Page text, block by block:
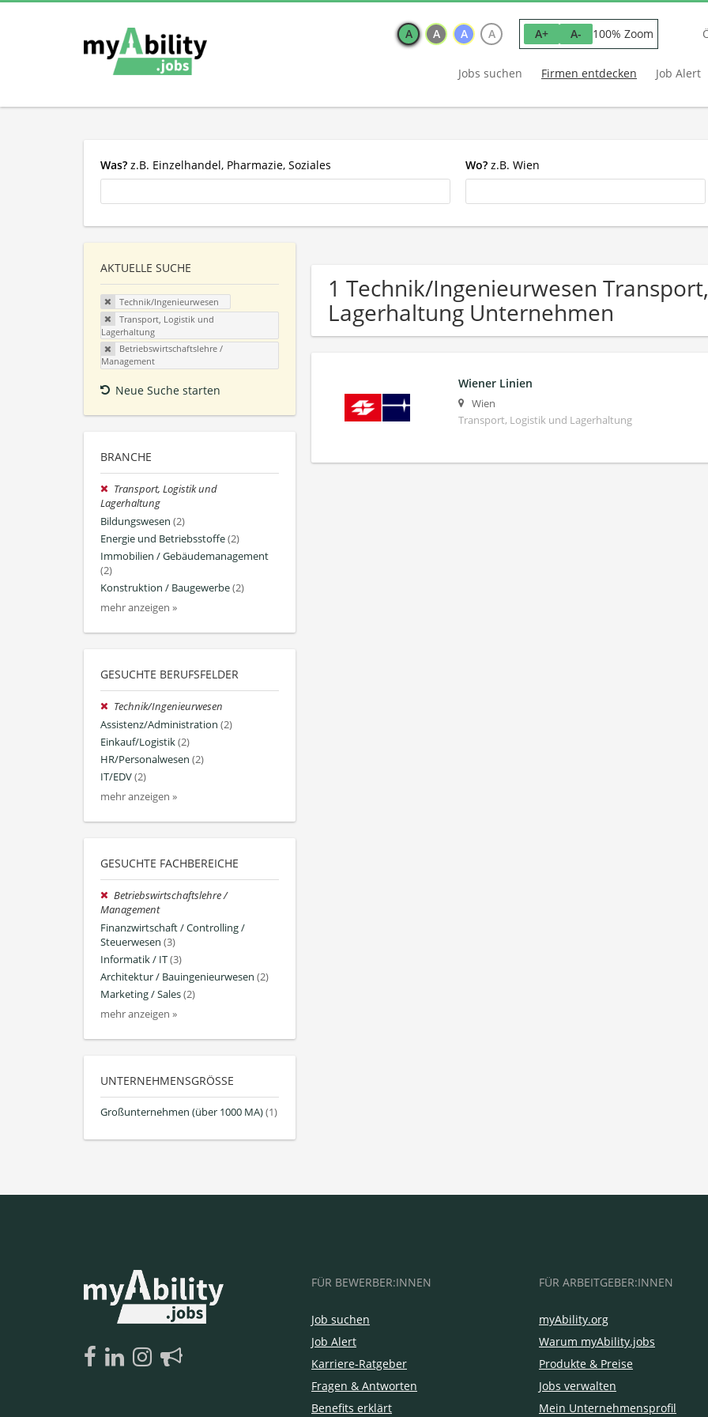
A A A A A+ A- 100% Zoom
Jobs suchen Firmen entdecken Job Alert
Was? z.B. Einzelhandel, Pharmazie, Soziales Wo? z.B. Wien
AKTUELLE SUCHE
Technik/Ingenieurwesen
Transport, Logistik und
Lagerhaltung
Betriebswirtschaftslehre /
Management
Neue Suche starten
BRANCHE
Transport, Logistik und
Lagerhaltung
Bildungswesen (2)
Energie und Betriebsstoffe(2)
Immobilien / Gebäudemanagement
(2)
Konstruktion / Baugewerbe(2)
mehr anzeigen »
GESUCHTE BERUFSFELDER
Technik/Ingenieurwesen
Assistenz/Administration (2)
Einkauf/Logistik(2)
HR/Personalwesen (2)
IT/EDV(2)
mehr anzeigen »
GESUCHTE FACHBEREICHE
Betriebswirtschaftslehre /
Management
Finanzwirtschaft / Controlling /
Steuerwesen (3)
Informatik / IT(3)
Architektur / Bauingenieurwesen (2)
Marketing / Sales(2)
mehr anzeigen »
UNTERNEHMENSGRÖSSE
Großunternehmen (über 1000 MA)(1)
1 Technik/Ingenieurwesen
Lagerhaltung Unternehmen
Wiener Linien
Wien
Transport, Logistik und Lagerhaltung
FÜR BEWERBER:INNEN
Job suchen
Job Alert
Karriere-Ratgeber
Fragen & Antworten
Benefits erklärt
FÜR ARBEITGEBER:INNEN
myAbility.org
Warum myAbility.jobs
Produkte & Preise
Jobs verwalten
Mein Unternehmensprofil